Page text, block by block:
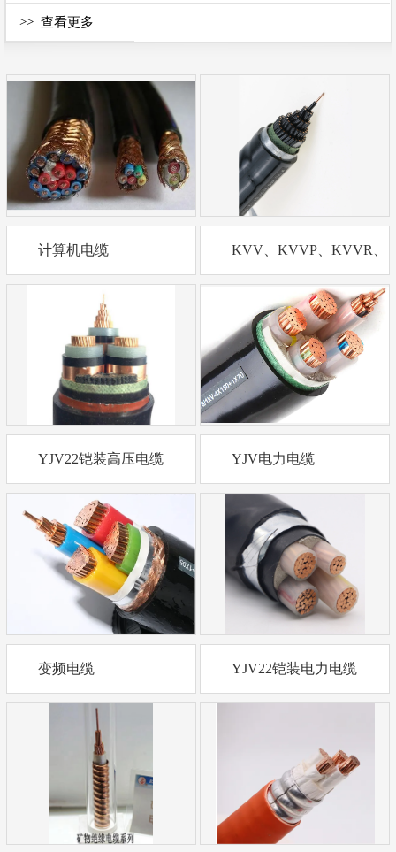
>> 查看更多
计算机电缆
KVV、KVVP、KVVR、
KVVRP、KVV22控制电
YJV22铠装高压电缆 YJV电力电缆
变频电缆 YJV22铠装电力电缆